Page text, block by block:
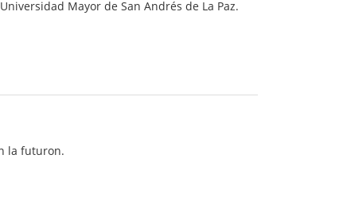
Universidad Mayor de San Andrés de La Paz.
la futuron.